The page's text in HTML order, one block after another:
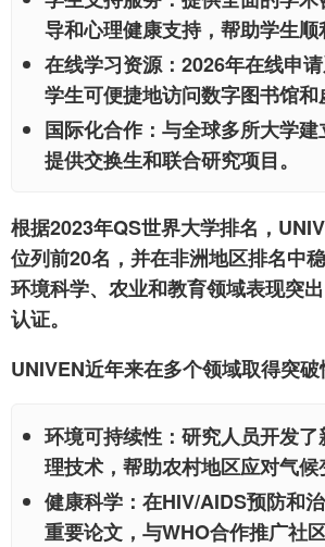
导和心理健康支持，帮助学生顺
在线学习资源：2026年在线申
学生可便捷地访问数字图书馆和
国际化合作：与全球多所大学建
提供交换生和联合研究项目。
根据2023年QS世界大学排名，
位列前20名，并在非洲地区排名中
环境科学、农业和教育领域表现突
认证。
UNIVEN近年来在多个领域取得突破
环境可持续性 ：研究人员开发
理技术，帮助农村地区应对气候
健康科学 ：在HIV/AIDS预防和
重要论文，与WHO合作推广社